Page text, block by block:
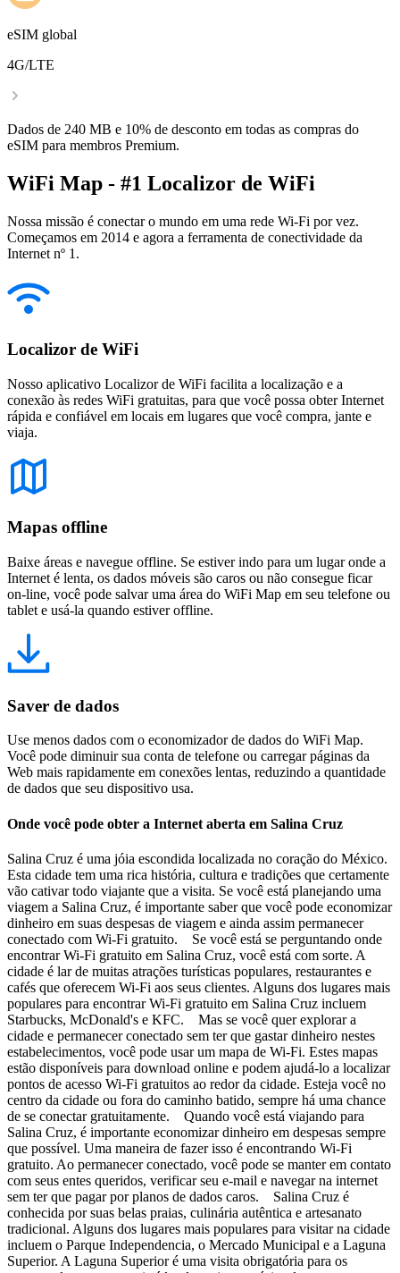
eSIM global
4G/LTE
Dados de 240 MB e 10% de desconto em todas as compras do
eSIM para membros Premium.
WiFi Map - #1 Localizor de WiFi
Nossa missão é conectar o mundo em uma rede Wi-Fi por vez.
Começamos em 2014 e agora a ferramenta de conectividade da
Internet nº 1.
Localizor de WiFi
Nosso aplicativo Localizor de WiFi facilita a localização e a
conexão às redes WiFi gratuitas, para que você possa obter Internet
rápida e confiável em locais em lugares que você compra, jante e
viaja.
Mapas offline
Baixe áreas e navegue offline. Se estiver indo para um lugar onde a
Internet é lenta, os dados móveis são caros ou não consegue ficar
on-line, você pode salvar uma área do WiFi Map em seu telefone ou
tablet e usá-la quando estiver offline.
Saver de dados
Use menos dados com o economizador de dados do WiFi Map.
Você pode diminuir sua conta de telefone ou carregar páginas da
Web mais rapidamente em conexões lentas, reduzindo a quantidade
de dados que seu dispositivo usa.
Onde você pode obter a Internet aberta em Salina Cruz
Salina Cruz é uma jóia escondida localizada no coração do México.
Esta cidade tem uma rica história, cultura e tradições que certamente
vão cativar todo viajante que a visita. Se você está planejando uma
viagem a Salina Cruz, é importante saber que você pode economizar
dinheiro em suas despesas de viagem e ainda assim permanecer
conectado com Wi-Fi gratuito. Se você está se perguntando onde
encontrar Wi-Fi gratuito em Salina Cruz, você está com sorte. A
cidade é lar de muitas atrações turísticas populares, restaurantes e
cafés que oferecem Wi-Fi aos seus clientes. Alguns dos lugares mais
populares para encontrar Wi-Fi gratuito em Salina Cruz incluem
Starbucks, McDonald's e KFC. Mas se você quer explorar a
cidade e permanecer conectado sem ter que gastar dinheiro nestes
estabelecimentos, você pode usar um mapa de Wi-Fi. Estes mapas
estão disponíveis para download online e podem ajudá-lo a localizar
pontos de acesso Wi-Fi gratuitos ao redor da cidade. Esteja você no
centro da cidade ou fora do caminho batido, sempre há uma chance
de se conectar gratuitamente. Quando você está viajando para
Salina Cruz, é importante economizar dinheiro em despesas sempre
que possível. Uma maneira de fazer isso é encontrando Wi-Fi
gratuito. Ao permanecer conectado, você pode se manter em contato
com seus entes queridos, verificar seu e-mail e navegar na internet
sem ter que pagar por planos de dados caros. Salina Cruz é
conhecida por suas belas praias, culinária autêntica e artesanato
tradicional. Alguns dos lugares mais populares para visitar na cidade
incluem o Parque Independencia, o Mercado Municipal e a Laguna
Superior. A Laguna Superior é uma visita obrigatória para os